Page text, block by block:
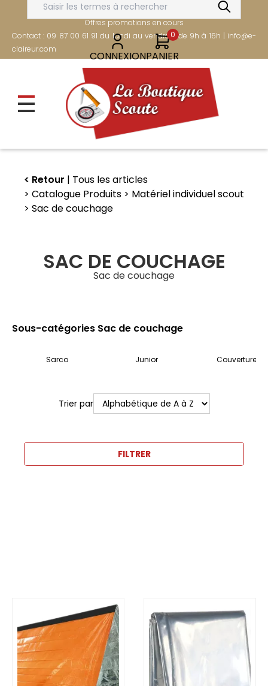
contenu
principal
FRAIS DE PORT OFFERTS DÈS 80€
Offres promotions en cours
Contact : 09 87 00 61 91 du lundi au vendredi de 9h à 16h | info@e-
claireur.com
CONNEXION
0
PANIER
Retour
Tous les articles
Catalogue Produits
Matériel individuel scout
Sac de couchage
SAC DE COUCHAGE
Sac de couchage
Sous-catégories Sac de couchage
Sarco Junior Couverture
Trier par
FILTRER